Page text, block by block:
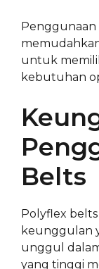
Penggunaan
untuk
kebutuhan
Belts
Polyflex
keunggulan
unggul
yang tinggi